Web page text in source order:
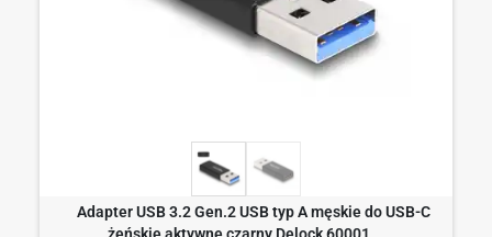
Adapter USB 3.2 Gen.2 USB typ A męskie do USB-C